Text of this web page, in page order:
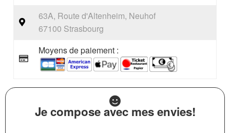
63A, Route d'Altenheim, Neuhof
67100 Strasbourg
Moyens de paiement :
Je compose avec mes envies!